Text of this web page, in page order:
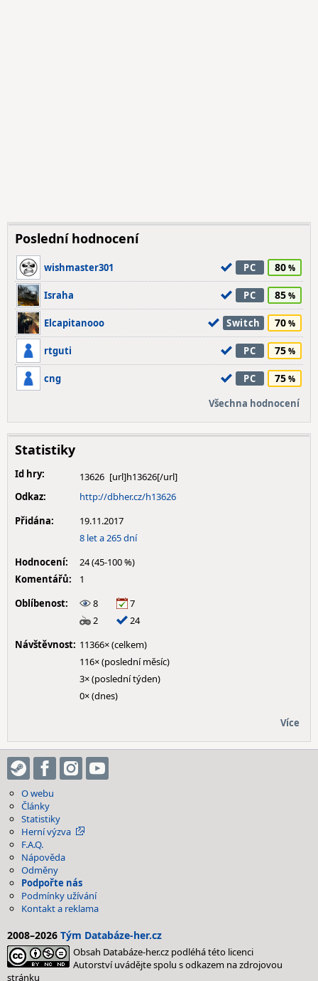
Poslední hodnocení
wishmaster301 PC 80
Israha PC 85
Elcapitanooo Switch 70
rtguti PC 75
cng PC 75
Všechna hodnocení
Statistiky
Id hry:
13626
Odkaz:
http://dbher.cz/h13626
Přidána:
19.11.2017
8 let a 265 dní
Hodnocení:
24 (45-100 %)
Komentářů:
1
Oblíbenost:
8
7
2
24
Návštěvnost: 11366× (celkem)
116× (poslední měsíc)
3× (poslední týden)
0× (dnes)
Více
O webu
Články
Statistiky
Herní výzva
F.A.Q.
Nápověda
Odměny
Podpořte nás
Podmínky užívání
Kontakt a reklama
2008–2026 Tým Databáze-her.cz
Obsah Databáze-her.cz podléhá této licenci
Autorství uvádějte spolu s odkazem na zdrojovou
stránku